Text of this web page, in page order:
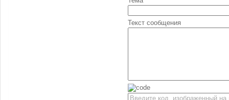
Текст сообщения